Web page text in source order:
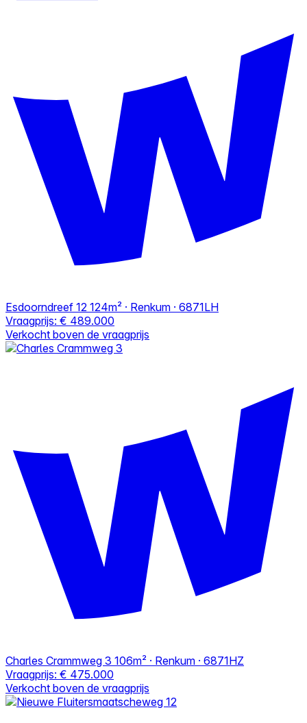
Esdoorndreef 12 124m² · Renkum · 6871LH
Vraagprijs: € 489.000
Verkocht boven de vraagprijs
Charles Crammweg 3 106m² · Renkum · 6871HZ
Vraagprijs: € 475.000
Verkocht boven de vraagprijs